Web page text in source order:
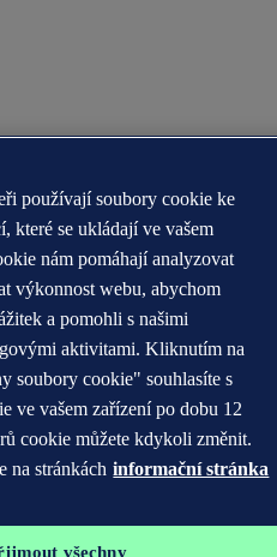
používají soubory cookie ke
které se ukládají ve vašem
nám pomáhají analyzovat
výkonnost webu, abychom
a pomohli s našimi
aktivitami. Kliknutím na
soubory cookie" souhlasíte s
ve vašem zařízení po dobu 12
cookie můžete kdykoli změnit.
na stránkách informační stránka
všechny